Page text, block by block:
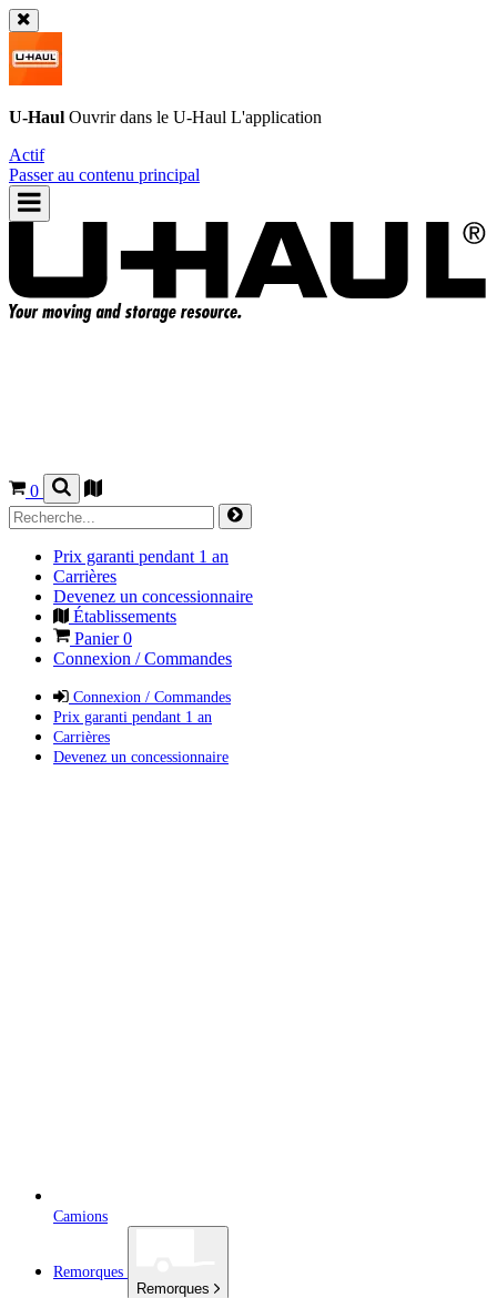
U-Haul Ouvrir dans le U-Haul L'application
Actif
Passer au contenu principal
0
Prix garanti pendant 1 an
Carrières
Devenez un concessionnaire
Établissements
Panier0
Connexion / Commandes
Connexion / Commandes
Prix garanti pendant 1 an
Carrières
Devenez un concessionnaire
Camions
Remorques
Remorques